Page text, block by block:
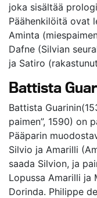
joka sisältää
Päähenkilöitä ovat
Aminta
Dafne (Silvian
ja Satiro
Battista
Battista
paimen”, 1590) on
Pääparin
Silvio ja Amarilli
saada Silvion, ja
Lopussa Amarilli ja
Dorinda. Philippe